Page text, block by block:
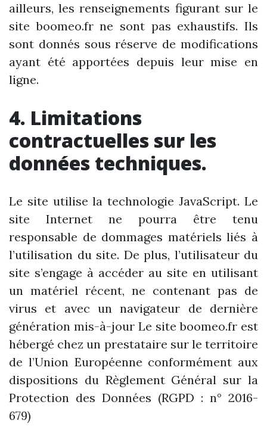
ailleurs, les renseignements figurant sur le
site boomeo.fr ne sont pas exhaustifs. Ils
sont donnés sous réserve de modifications
ayant été apportées depuis leur mise en
ligne.
4. Limitations
contractuelles sur les
données techniques.
Le site utilise la technologie JavaScript. Le
site Internet ne pourra être tenu
responsable de dommages matériels liés à
l’utilisation du site. De plus, l’utilisateur du
site s’engage à accéder au site en utilisant
un matériel récent, ne contenant pas de
virus et avec un navigateur de dernière
génération mis-à-jour Le site boomeo.fr est
hébergé chez un prestataire sur le territoire
de l’Union Européenne conformément aux
dispositions du Règlement Général sur la
Protection des Données (RGPD : n° 2016-
679)